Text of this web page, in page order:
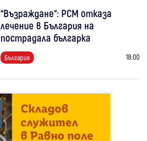
“Възраждане“: РСМ отказа
лечение в България на
пострадала българка
България 18:00